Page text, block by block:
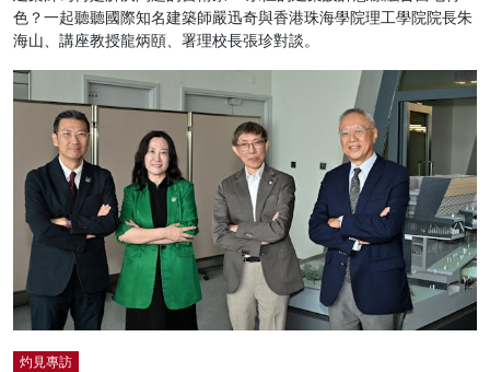
色？一起聽聽國際知名建築師嚴迅奇與香港珠海學院理工學院院長朱
海山、講座教授龍炳頤、署理校長張珍對談。
灼見專訪